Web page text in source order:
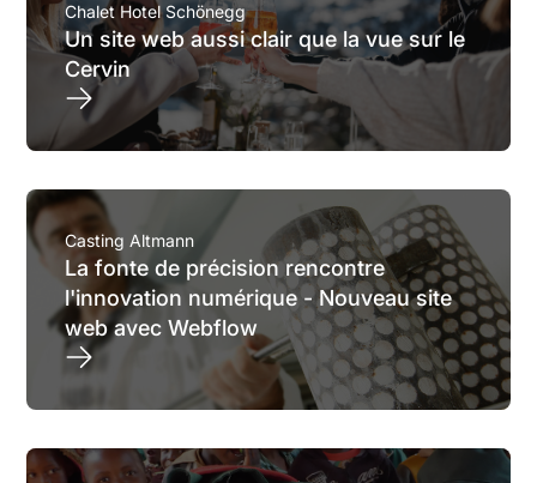
Chalet Hotel Schönegg
Un site web aussi clair que la vue sur le
Cervin
Casting Altmann
La fonte de précision rencontre
l'innovation numérique - Nouveau site
web avec Webflow